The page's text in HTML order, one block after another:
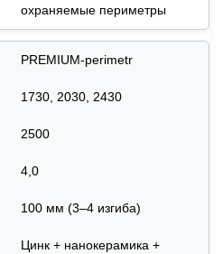
охраняемые периметры
PREMIUM-perimetr
1730, 2030, 2430
2500
4,0
100 мм (3–4 изгиба)
Цинк + нанокерамика +